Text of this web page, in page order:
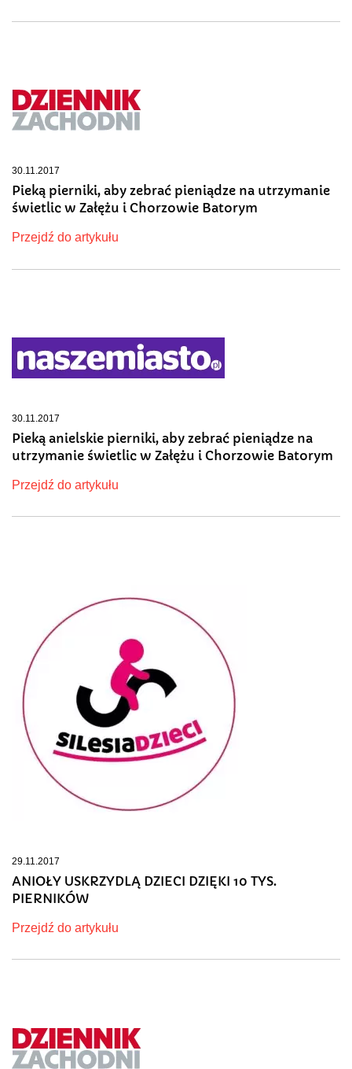
30.11.2017
Pieką pierniki, aby zebrać pieniądze na utrzymanie
świetlic w Załężu i Chorzowie Batorym
Przejdź do artykułu
30.11.2017
Pieką anielskie pierniki, aby zebrać pieniądze na
utrzymanie świetlic w Załężu i Chorzowie Batorym
Przejdź do artykułu
29.11.2017
ANIOŁY USKRZYDLĄ DZIECI DZIĘKI 10 TYS.
PIERNIKÓW
Przejdź do artykułu